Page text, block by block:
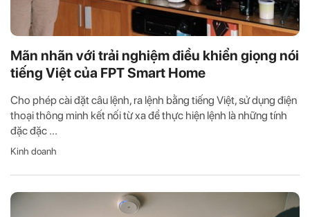
Mãn nhãn với trải nghiệm điều khiển giọng nói
tiếng Việt của FPT Smart Home
Cho phép cài đặt câu lệnh, ra lệnh bằng tiếng Việt, sử dụng điện
thoại thông minh kết nối từ xa để thực hiện lệnh là những tính
đặc đặc ...
Kinh doanh